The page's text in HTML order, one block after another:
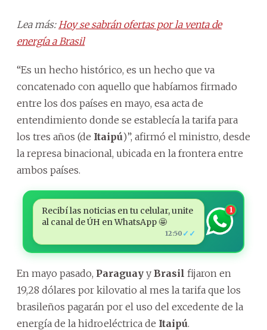
Lea más: Hoy se sabrán ofertas por la venta de
energía a Brasil
“Es un hecho histórico, es un hecho que va
concatenado con aquello que habíamos firmado
entre los dos países en mayo, esa acta de
entendimiento donde se establecía la tarifa para
los tres años (de Itaipú)”, afirmó el ministro, desde
la represa binacional, ubicada en la frontera entre
ambos países.
Recibí las noticias en tu celular, unite
al canal de ÚH en WhatsApp 🤩
12:50 ✓✓
1
En mayo pasado, Paraguay y Brasil fijaron en
19,28 dólares por kilovatio al mes la tarifa que los
brasileños pagarán por el uso del excedente de la
energía de la hidroeléctrica de Itaipú.